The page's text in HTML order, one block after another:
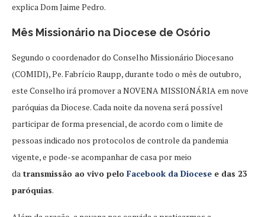
explica Dom Jaime Pedro.
Mês Missionário na Diocese de Osório
Segundo o coordenador do Conselho Missionário Diocesano
(COMIDI), Pe. Fabrício Raupp, durante todo o mês de outubro,
este Conselho irá promover a NOVENA MISSIONÁRIA em nove
paróquias da Diocese. Cada noite da novena será possível
participar de forma presencial, de acordo com o limite de
pessoas indicado nos protocolos de controle da pandemia
vigente, e pode-se acompanhar de casa por meio
da transmissão ao vivo pelo Facebook da Diocese e das 23
paróquias.